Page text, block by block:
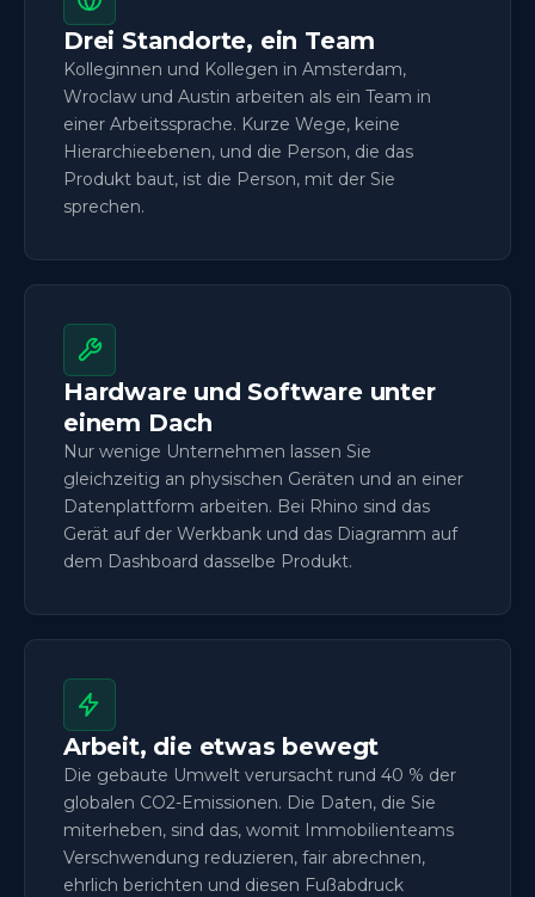
Drei Standorte, ein Team
Kolleginnen und Kollegen in Amsterdam,
Wroclaw und Austin arbeiten als ein Team in
einer Arbeitssprache. Kurze Wege, keine
Hierarchieebenen, und die Person, die das
Produkt baut, ist die Person, mit der Sie
sprechen.
Hardware und Software unter
einem Dach
Nur wenige Unternehmen lassen Sie
gleichzeitig an physischen Geräten und an einer
Datenplattform arbeiten. Bei Rhino sind das
Gerät auf der Werkbank und das Diagramm auf
dem Dashboard dasselbe Produkt.
Arbeit, die etwas bewegt
Die gebaute Umwelt verursacht rund 40 % der
globalen CO2-Emissionen. Die Daten, die Sie
miterheben, sind das, womit Immobilienteams
Verschwendung reduzieren, fair abrechnen,
ehrlich berichten und diesen Fußabdruck